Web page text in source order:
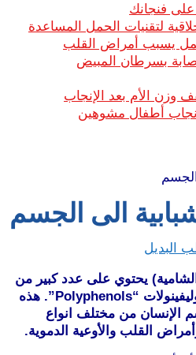
على فنجانك
لتقنيات الحمل المساعدة
يسبب أمراض القلب
بسرطان المبيض
وزن الأم بعد الإنجاب
أطفال مشوهين
الى الجسم
البديل
يحتوي على عدد كبير من
المواد المضادة للأكسدة البوليفينولات “Polyphenols”. هذه
الإنسان من مختلف انواع
وأمراض القلب والأوعية الدموية.